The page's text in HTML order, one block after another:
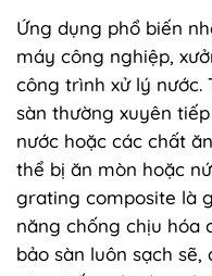
Ứng dụng phổ biến
máy công nghiệp,
công trình xử lý nước.
sàn thường xuyên
nước hoặc các chất
thể bị ăn mòn hoặc
grating composite là
năng chống chịu hóa
bảo sàn luôn sạch